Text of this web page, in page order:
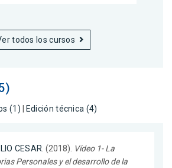
todos los cursos
(1) Edición técnica (4)
CESAR . (2018). Vídeo 1- La
Personales y el desarrollo de la